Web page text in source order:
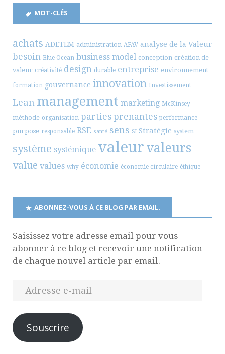
MOT-CLÉS
achats ADETEM administration AFAV analyse de la Valeur
besoin Blue Ocean business model conception création de
valeur créativité design durable entreprise environnement
formation gouvernance innovation Investissement
Lean management marketing McKinsey
méthode organisation parties prenantes performance
purpose responsable RSE santé sens SI Stratégie system
système systémique valeur valeurs
value values why économie économie circulaire éthique
ABONNEZ-VOUS À CE BLOG PAR EMAIL.
Saisissez votre adresse email pour vous
abonner à ce blog et recevoir une notification
de chaque nouvel article par email.
Souscrire